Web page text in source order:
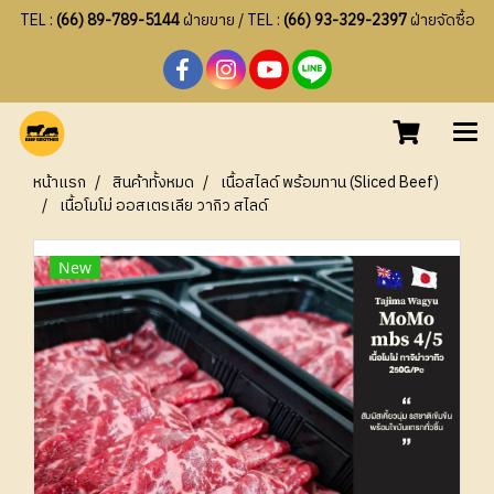
TEL :(66) 89-789-5144ฝ่ายขาย / TEL :(66) 93-329-2397ฝ่ายจัดซื้อ
หน้าแรก สินค้าทั้งหมด
เนื้อสไลด์ พร้อมทาน (Sliced Beef)
เนื้อโมโม่ ออสเตรเลีย วากิว สไลด์
New